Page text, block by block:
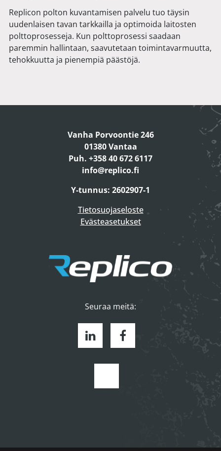
Replicon polton kuvantamisen palvelu tuo täysin
uudenlaisen tavan tarkkailla ja optimoida laitosten
polttoprosesseja. Kun polttoprosessi saadaan
paremmin hallintaan, saavutetaan toimintavarmuutta,
tehokkuutta ja pienempiä päästöjä.
Vanha Porvoontie 246
01380 Vantaa
Puh. +358 40 672 6117
info@replico.fi
Y-tunnus: 2602907-1
Tietosuojaseloste
Evästeasetukset
Seuraa meitä:
Linkedin Facebook